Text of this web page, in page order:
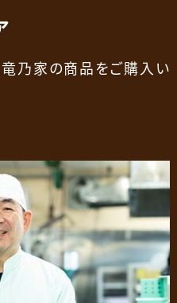
乃家の商品をご購入い